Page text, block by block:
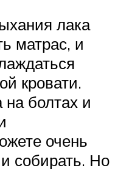
лака
матрас, и
кровати.
на болтах и
очень
собирать. Но